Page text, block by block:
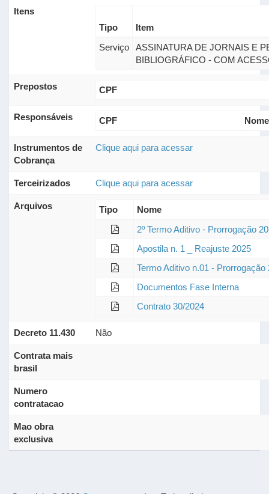
Itens
Tipo
Item
Serviço
ASSINATURA DE JORNAIS E
BIBLIOGRÁFICO - COM
Prepostos CPF
Responsáveis CPF Nome
Instrumentos de
Cobrança
Clique aqui para acessar
Terceirizados Clique aqui para acessar
Arquivos Tipo
Nome
2º Termo Aditivo - Prorrogação
Apostila n. 1 _ Reajuste 2025
Termo Aditivo n.01 - Prorrogação
Documentos Fase Interna
Contrato 30/2024
Decreto 11.430 Não
Contrata mais
brasil
Numero
contratacao
Mao obra
exclusiva